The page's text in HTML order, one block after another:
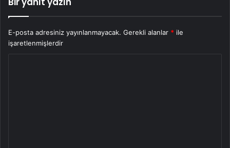
E-posta adresiniz yayınlanmayacak. Gerekli alanlar * ile
işaretlenmişlerdir